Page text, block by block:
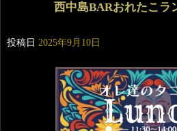
西中島BARおれたこラ
投稿日 2025年9月10日